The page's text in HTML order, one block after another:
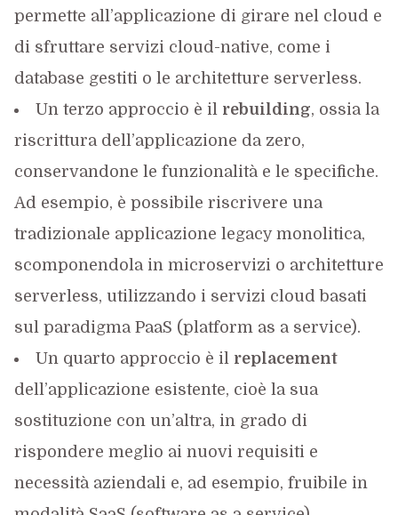
permette all’applicazione di girare nel cloud e
di sfruttare servizi cloud-native, come i
database gestiti o le architetture serverless.
Un terzo approccio è il rebuilding, ossia la
riscrittura dell’applicazione da zero,
conservandone le funzionalità e le specifiche.
Ad esempio, è possibile riscrivere una
tradizionale applicazione legacy monolitica,
scomponendola in microservizi o architetture
serverless, utilizzando i servizi cloud basati
sul paradigma PaaS (platform as a service).
Un quarto approccio è il replacement
dell’applicazione esistente, cioè la sua
sostituzione con un’altra, in grado di
rispondere meglio ai nuovi requisiti e
necessità aziendali e, ad esempio, fruibile in